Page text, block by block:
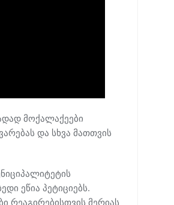
მოქალაქეები
და სხვა მათთვის
ეწია პეტიციებს.
რეაგირებისთვის მერიას